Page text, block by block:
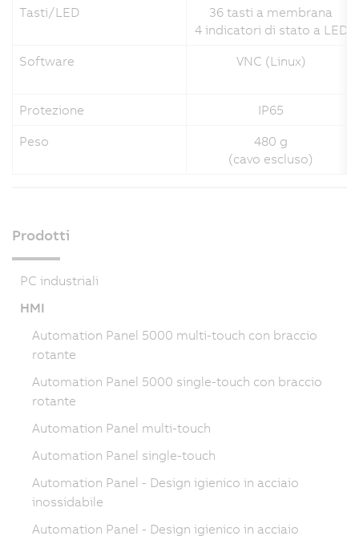
Tasti/LED
36 tasti a membrana
4 indicatori di stato a LED
Software
VNC (Linux)
Protezione
IP65
Peso
480 g
(cavo escluso)
Prodotti
PC industriali
HMI
Automation Panel 5000 multi-touch con braccio
rotante
Automation Panel 5000 single-touch con braccio
rotante
Automation Panel multi-touch
Automation Panel single-touch
Automation Panel - Design igienico in acciaio
inossidabile
Automation Panel - Design igienico in acciaio